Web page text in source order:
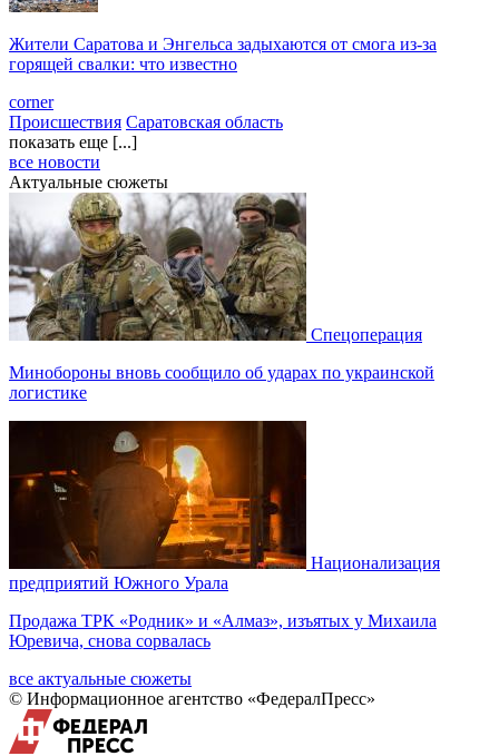
Жители Саратова и Энгельса задыхаются от смога из-за
горящей свалки: что известно
corner
Происшествия Саратовская область
показать еще [...]
все новости
Актуальные сюжеты
Спецоперация
Минобороны вновь сообщило об ударах по украинской
логистике
Национализация
предприятий Южного Урала
Продажа ТРК «Родник» и «Алмаз», изъятых у Михаила
Юревича, снова сорвалась
все актуальные сюжеты
© Информационное агентство «ФедералПресс»